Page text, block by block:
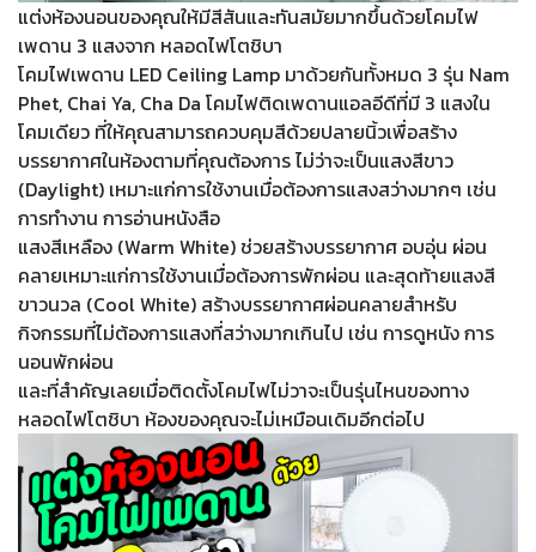
แต่งห้องนอนของคุณให้มีสีสันและทันสมัยมากขึ้นด้วยโคมไฟ
เพดาน 3 แสงจาก หลอดไฟโตชิบา
โคมไฟเพดาน LED Ceiling Lamp มาด้วยกันทั้งหมด 3 รุ่น Nam
Phet, Chai Ya, Cha Da โคมไฟติดเพดานแอลอีดีที่มี 3 แสงใน
โคมเดียว ที่ให้คุณสามารถควบคุมสีด้วยปลายนิ้วเพื่อสร้าง
บรรยากาศในห้องตามที่คุณต้องการ ไม่ว่าจะเป็นแสงสีขาว
(Daylight) เหมาะแก่การใช้งานเมื่อต้องการแสงสว่างมากๆ เช่น
การทำงาน การอ่านหนังสือ
แสงสีเหลือง (Warm White) ช่วยสร้างบรรยากาศ อบอุ่น ผ่อน
คลายเหมาะแก่การใช้งานเมื่อต้องการพักผ่อน และสุดท้ายแสงสี
ขาวนวล (Cool White) สร้างบรรยากาศผ่อนคลายสำหรับ
กิจกรรมที่ไม่ต้องการแสงที่สว่างมากเกินไป เช่น การดูหนัง การ
นอนพักผ่อน
และที่สำคัญเลยเมื่อติดตั้งโคมไฟไม่วาจะเป็นรุ่นไหนของทาง
หลอดไฟโตชิบา ห้องของคุณจะไม่เหมือนเดิมอีกต่อไป